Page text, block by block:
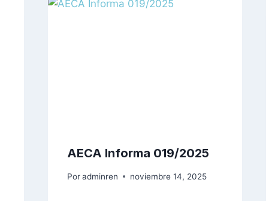
AECA Informa 019/2025
Por adminren noviembre 14, 2025